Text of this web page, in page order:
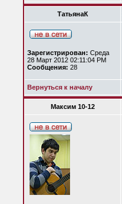
ТатьянаК
Зарегистрирован: Среда
28 Март 2012 02:11:04 PM
Сообщения: 28
Вернуться к началу
Максим 10-12